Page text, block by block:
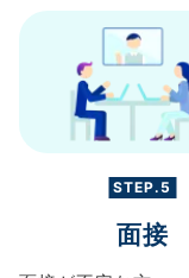
STEP.5
面接